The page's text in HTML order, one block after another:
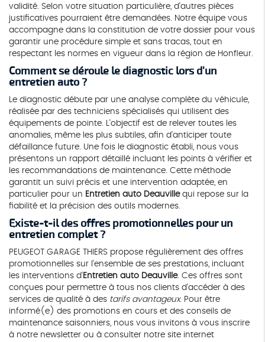
validité. Selon votre situation particulière, d'autres pièces
justificatives pourraient être demandées. Notre équipe vous
accompagne dans la constitution de votre dossier pour vous
garantir une procédure simple et sans tracas, tout en
respectant les normes en vigueur dans la région de Honfleur.
Comment se déroule le diagnostic lors d'un
entretien auto ?
Le diagnostic débute par une analyse complète du véhicule,
réalisée par des techniciens spécialisés qui utilisent des
équipements de pointe. L'objectif est de relever toutes les
anomalies, même les plus subtiles, afin d'anticiper toute
défaillance future. Une fois le diagnostic établi, nous vous
présentons un rapport détaillé incluant les points à vérifier et
les recommandations de maintenance. Cette méthode
garantit un suivi précis et une intervention adaptée, en
particulier pour un Entretien auto Deauvillequi repose sur la
fiabilité et la précision des outils modernes.
Existe-t-il des offres promotionnelles pour un
entretien complet ?
PEUGEOT GARAGE THIERS propose régulièrement des offres
promotionnelles sur l'ensemble de ses prestations, incluant
les interventions d'Entretien auto Deauville. Ces offres sont
conçues pour permettre à tous nos clients d'accéder à des
services de qualité à des tarifs avantageux. Pour être
informé(e) des promotions en cours et des conseils de
maintenance saisonniers, nous vous invitons à vous inscrire
à notre newsletter ou à consulter notre site internet